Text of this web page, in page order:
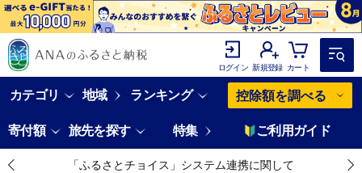
ログイン 新規登録 カート
カテゴリ 地域 ランキング 控除額を調べる
寄付額 旅先を探す 特集 ご利用ガイド
「ふるさとチョイス」システム連携に関して